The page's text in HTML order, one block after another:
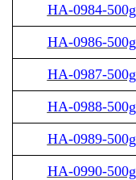
HA-0984-500g
HA-0986-500g
HA-0987-500g
HA-0988-500g
HA-0989-500g
HA-0990-500g